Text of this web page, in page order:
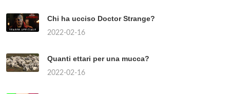
Chi ha ucciso Doctor Strange?
2022-02-16
Quanti ettari per una mucca?
2022-02-16